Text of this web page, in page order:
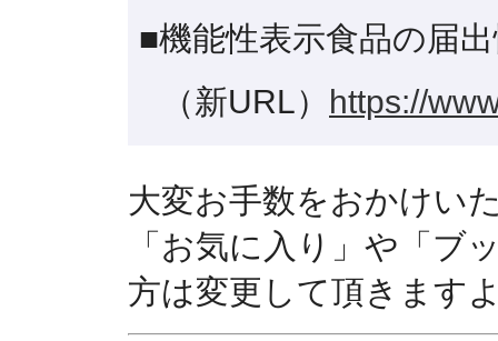
■機能性表示食品の届
（新URL） https://
大変お手数をおかけい
「お気に入り」や「ブ
方は変更して頂きます